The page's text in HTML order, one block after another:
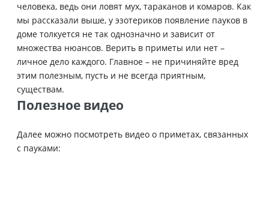
человека, ведь они ловят мух, тараканов и комаров. Как
мы рассказали выше, у эзотериков появление пауков в
доме толкуется не так однозначно и зависит от
множества нюансов. Верить в приметы или нет –
личное дело каждого. Главное – не причиняйте вред
этим полезным, пусть и не всегда приятным,
существам.
Полезное видео
Далее можно посмотреть видео о приметах, связанных
с пауками: